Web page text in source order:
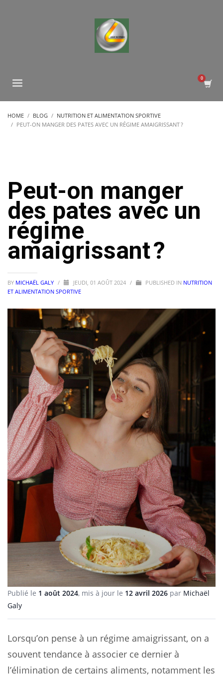
HOME BLOG
NUTRITION ET ALIMENTATION SPORTIVE
PEUT-ON MANGER DES PATES AVEC UN RÉGIME AMAIGRISSANT ?
Peut-on manger
des pates avec un
régime
amaigrissant ?
BY MICHAËL GALY / JEUDI, 01 AOÛT 2024 / PUBLISHED IN NUTRITION
ET ALIMENTATION SPORTIVE
Publié le 1 août 2024, mis à jour le 12 avril 2026 par Michaël
Galy
Lorsqu’on pense à un régime amaigrissant, on a
souvent tendance à associer ce dernier à
l’élimination de certains aliments, notamment les